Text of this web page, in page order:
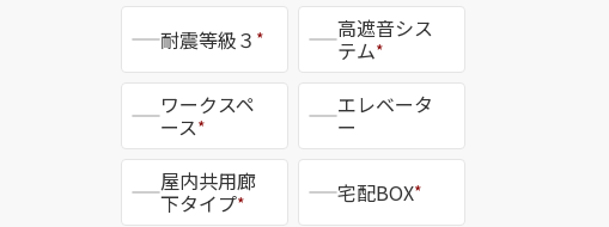
耐震等級３ * 高遮音シス
テム*
ワークスペ
ース*
エレベータ
ー
屋内共用廊
下タイプ* 宅配BOX*
シャーメゾンセレクション（ハイ
件）